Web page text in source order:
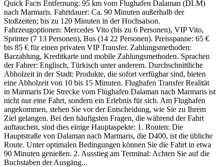
Quick Facts Entfernung: 95 km vom Flughafen Dalaman (DLM)
nach Marmaris. Fahrtdauer: Ca. 90 Minuten außerhalb der
Stoßzeiten; bis zu 120 Minuten in der Hochsaison.
Fahrzeugoptionen: Mercedes Vito (bis zu 6 Personen), VIP Vito,
Sprinter (7 13 Personen), Bus (14 22 Personen). Preisspanne: 65 €
bis 85 € für einen privaten VIP Transfer. Zahlungsmethoden:
Barzahlung, Kreditkarte und mobile Zahlungsmethoden. Sprachen
der Fahrer: Englisch, Türkisch unter anderem. Durchschnittliche
Abholzeit in der Stadt: Produkte, die sofort verfügbar sind, bieten
eine Abholzeit von 10 bis 15 Minuten. Flughafen Transfer Realität
in Marmaris Die Strecke vom Flughafen Dalaman nach Marmaris ist
nicht nur eine Fahrt, sondern ein Erlebnis für sich. Am Flughafen
angekommen, stehen Sie vor der Entscheidung, wie Sie zu Ihrem
Ziel gelangen. Bei den häufigsten Fragen, die während der Fahrt
auftauchen, sind dies einige Hauptaspekte: 1. Routen: Die
Hauptstraße von Dalaman nach Marmaris, die D400, ist die übliche
Route. Unter optimalen Bedingungen können Sie die Fahrt in etwa
90 Minuten genießen. 2. Ausstieg am Terminal: Achten Sie auf die
Buchstaben der Ausgäng...